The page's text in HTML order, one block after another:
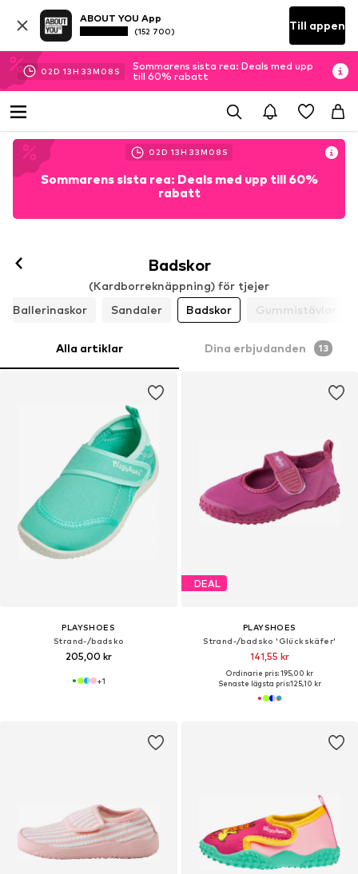
ABOUT YOU App
(152 700) Till appen
02D 13H 33M 06 S
Sommarens sista rea: Deals med upp
till 60% rabatt
02D 13H 33M 06 S
Sommarens sista rea: Deals med upp till 60%
rabatt
Badskor
(Kardborreknäppning) för tjejer
Ballerinaskor
Sandaler Badskor Gummistövlar
Alla artiklar Dina erbjudanden 13
PLAYSHOES
Strand-/badsko
205,00 kr
+1
DEAL
PLAYSHOES
Strand-/badsko 'Glückskäfer'
141,55 kr
Ordinarie pris: 195,00 kr
Senaste lägsta pris:125,10 kr